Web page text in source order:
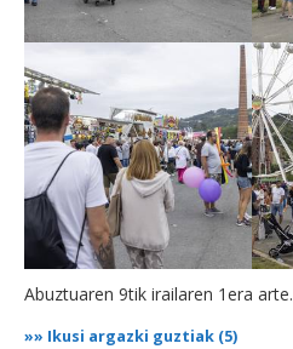
Abuztuaren 9tik irailaren 1era arte.
»» Ikusi argazki guztiak (5)